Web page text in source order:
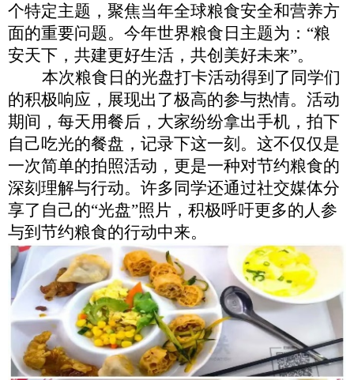
个特定主题，聚焦当年全球粮食安全和营养方
面的重要问题。今年世界粮食日主题为：“粮
安天下，共建更好生活，共创美好未来”。
本次粮食日的光盘打卡活动得到了同学们
的积极响应，展现出了极高的参与热情。活动
期间，每天用餐后，大家纷纷拿出手机，拍下
自己吃光的餐盘，记录下这一刻。这不仅仅是
一次简单的拍照活动，更是一种对节约粮食的
深刻理解与行动。许多同学还通过社交媒体分
享了自己的“光盘”照片，积极呼吁更多的人参
与到节约粮食的行动中来。